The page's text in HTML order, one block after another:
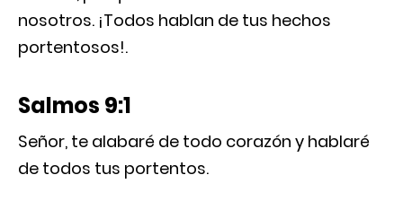
nosotros. ¡Todos hablan de tus hechos
portentosos!.
Salmos 9:1
Señor, te alabaré de todo corazón y hablaré
de todos tus portentos.